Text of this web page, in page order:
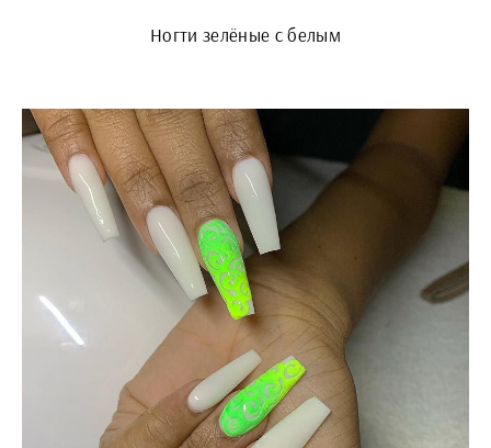
Ногти зелёные с белым